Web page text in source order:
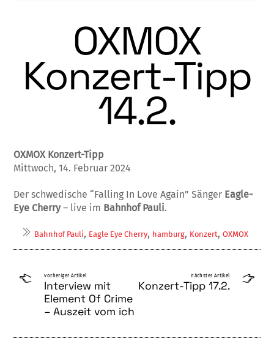
OXMOX
Konzert-Tipp
14.2.
OXMOX Konzert-Tipp
Mittwoch, 14. Februar 2024
Der schwedische “Falling In Love Again” Sänger Eagle-
Eye Cherry– live im Bahnhof Pauli.
Bahnhof Pauli, Eagle Eye Cherry, hamburg, Konzert, OXMOX
vorheriger Artikel
Interview mit
Element Of Crime
– Auszeit vom ich
nächster Artikel
Konzert-Tipp 17.2.